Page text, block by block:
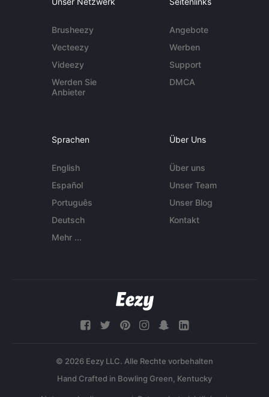
Brusheezy
Vecteezy
Videezy
Werden Sie
Anbieter
Angebote
Werben
Support
DMCA
Sprachen
English
Español
Português
Deutsch
Mehr ...
Über Uns
Über uns
Unser Team
Unser Blog
Kontakt
© 2026 Eezy LLC. Alle Rechte vorbehalten